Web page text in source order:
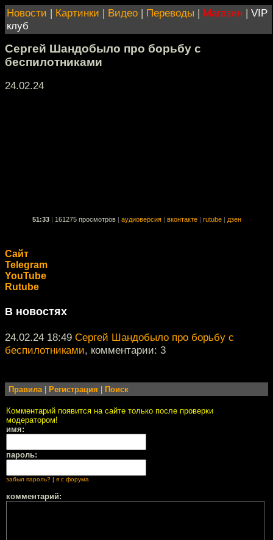
Новости | Картинки | Видео | Переводы | Магазин | VIP
клуб
Сергей Шандобыло про борьбу с
беспилотниками
24.02.24
51:33 161275 просмотров аудиоверсия вконтакте rutube дзен
Сайт
Telegram
YouTube
Rutube
В новостях
24.02.24 18:49 Сергей Шандобыло про борьбу с
беспилотниками, комментарии: 3
Правила| Регистрация Поиск
Комментарий появится на сайте только после проверки
модератором!
имя:
пароль:
забыл пароль? я с форума
комментарий: